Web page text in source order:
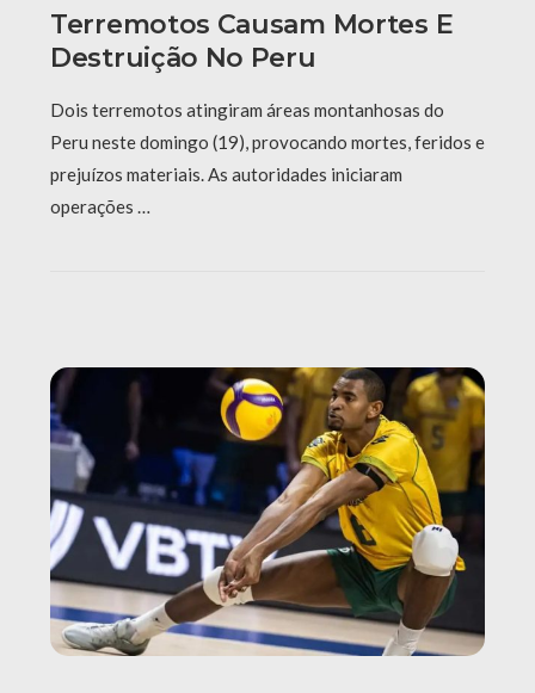
Terremotos Causam Mortes E
Destruição No Peru
Dois terremotos atingiram áreas montanhosas do
Peru neste domingo (19), provocando mortes, feridos e
prejuízos materiais. As autoridades iniciaram
operações …